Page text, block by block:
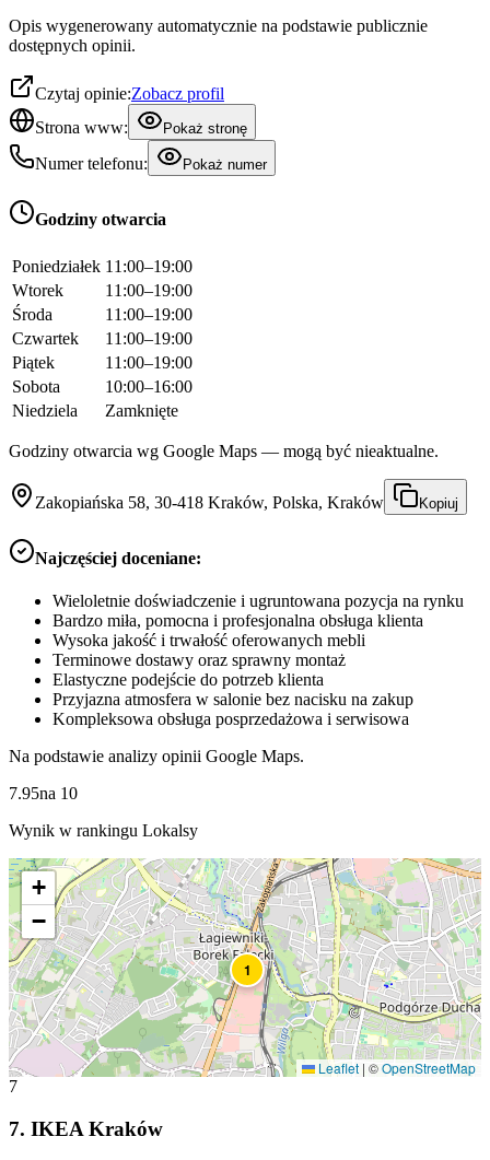
Opis wygenerowany automatycznie na podstawie publicznie
dostępnych opinii.
Czytaj opinie:Zobacz profil
Strona www:
Pokaż stronę
Numer telefonu: Pokaż numer
Godziny otwarcia
Poniedziałek 11:00–19:00
Wtorek
11:00–19:00
Środa
11:00–19:00
Czwartek
11:00–19:00
Piątek
11:00–19:00
Sobota
10:00–16:00
Niedziela
Zamknięte
Godziny otwarcia wg Google Maps — mogą być nieaktualne.
Zakopiańska 58, 30-418 Kraków, Polska, Kraków Kopiuj
Najczęściej doceniane:
Wieloletnie doświadczenie i ugruntowana pozycja na rynku
Bardzo miła, pomocna i profesjonalna obsługa klienta
Wysoka jakość i trwałość oferowanych mebli
Terminowe dostawy oraz sprawny montaż
Elastyczne podejście do potrzeb klienta
Przyjazna atmosfera w salonie bez nacisku na zakup
Kompleksowa obsługa posprzedażowa i serwisowa
Na podstawie analizy opinii Google Maps.
7.95na 10
Wynik w rankingu Lokalsy
1
+
−
Leaflet | ©OpenStreetMap
7
7. IKEA Kraków